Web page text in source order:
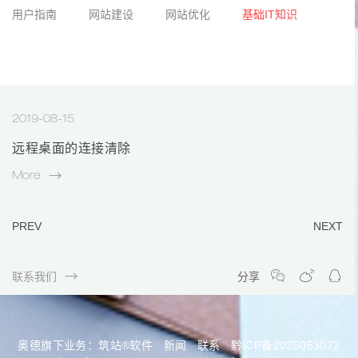
用户指南 网站建设 网站优化 基础IT知识
2019-08-15
远程桌面的连接清除
More
PREV NEXT
联系我们 分享
奥德旗下业务：筑站®软件 新闻 联系
黔ICP备2025053072